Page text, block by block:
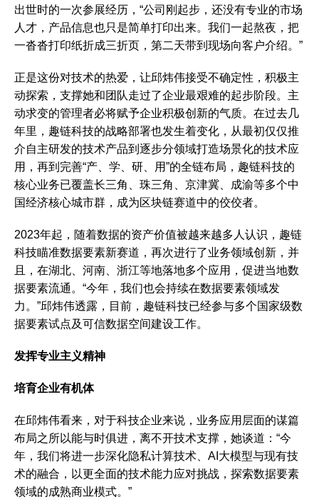
出世时的一次参展经历，“公司刚起步，还没有专业的市场
人才，产品信息也只是简单打印出来。我们一起熬夜，把
一沓沓打印纸折成三折页，第二天带到现场向客户介绍。”
正是这份对技术的热爱，让邱炜伟接受不确定性，积极主
动探索，支撑她和团队走过了企业最艰难的起步阶段。主
动求变的管理者必将赋予企业积极创新的气质。在过去几
年里，趣链科技的战略部署也发生着变化，从最初仅仅推
介自主研发的技术产品到逐步分领域打造场景化的技术应
用，再到完善“产、学、研、用”的全链布局，趣链科技的
核心业务已覆盖长三角、珠三角、京津冀、成渝等多个中
国经济核心城市群，成为区块链赛道中的佼佼者。
2023年起，随着数据的资产价值被越来越多人认识，趣链
科技瞄准数据要素新赛道，再次进行了业务领域创新，并
且，在湖北、河南、浙江等地落地多个应用，促进当地数
据要素流通。“今年，我们也会持续在数据要素领域发
力。”邱炜伟透露，目前，趣链科技已经参与多个国家级数
据要素试点及可信数据空间建设工作。
发挥专业主义精神
培育企业有机体
在邱炜伟看来，对于科技企业来说，业务应用层面的谋篇
布局之所以能与时俱进，离不开技术支撑，她谈道：“今
年，我们将进一步深化隐私计算技术、AI大模型与现有技
术的融合，以更全面的技术能力应对挑战，探索数据要素
领域的成熟商业模式。”